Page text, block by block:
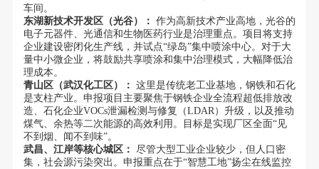
车间。
东湖新技术开发区（光谷）： 作为高新技术产业高地，光谷的
电子元器件、光通信和生物医药行业是治理重点。项目将支持
企业建设密闭化生产线，并试点“绿岛”集中喷涂中心。对于大
量中小微企业，将鼓励共享喷涂和集中治理模式，大幅降低治
理成本。
青山区（武汉化工区）： 这里是传统老工业基地，钢铁和石化
是支柱产业。申报项目主要聚焦于钢铁企业全流程超低排放改
造、石化企业VOCs泄漏检测与修复（LDAR）升级，以及推动
煤气、余热等二次能源的高效利用。目标是实现厂区全面“见
不到烟、闻不到味”。
武昌、江岸等核心城区：
尽管大型工业企业较少，但人口密
集，社会源污染突出。申报重点在于“智慧工地”扬尘在线监控